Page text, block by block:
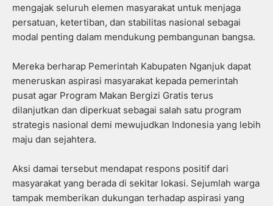
mengajak seluruh elemen masyarakat untuk menjaga
persatuan, ketertiban, dan stabilitas nasional sebagai
modal penting dalam mendukung pembangunan bangsa.
Mereka berharap Pemerintah Kabupaten Nganjuk dapat
meneruskan aspirasi masyarakat kepada pemerintah
pusat agar Program Makan Bergizi Gratis terus
dilanjutkan dan diperkuat sebagai salah satu program
strategis nasional demi mewujudkan Indonesia yang lebih
maju dan sejahtera.
Aksi damai tersebut mendapat respons positif dari
masyarakat yang berada di sekitar lokasi. Sejumlah warga
tampak memberikan dukungan terhadap aspirasi yang